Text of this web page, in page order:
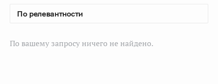
По вашему запросу ничего не найдено.